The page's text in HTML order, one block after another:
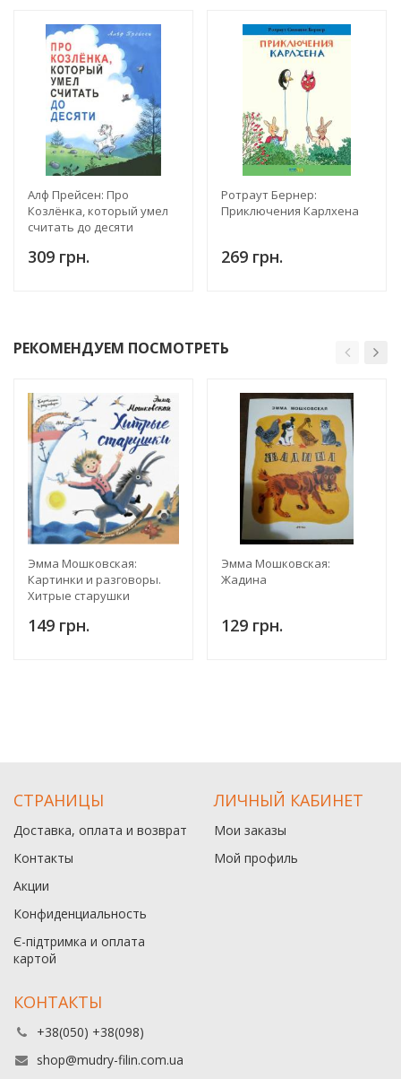
Алф Прейсен: Про
Козлёнка, который умел
считать до десяти
309 грн.
Ротраут Бернер:
Приключения Карлхена
269 грн.
РЕКОМЕНДУЕМ ПОСМОТРЕТЬ
Эмма Мошковская:
Картинки и разговоры.
Хитрые старушки
149 грн.
Эмма Мошковская:
Жадина
129 грн.
СТРАНИЦЫ
Доставка, оплата и возврат
Контакты
Акции
Конфиденциальность
Є-підтримка и оплата
картой
ЛИЧНЫЙ КАБИНЕТ
Мои заказы
Мой профиль
КОНТАКТЫ
+38(050) +38(098)
shop@mudry-filin.com.ua